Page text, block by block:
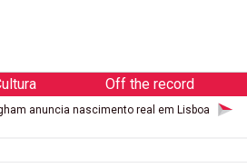
Off the record
anuncia nascimento real em Lisboa